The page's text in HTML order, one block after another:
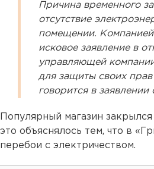
Причина временного
отсутствие
помещении.
исковое заявление в
управляющей
для защиты своих
говорится в заявлении
Популярный магазин
это объяснялось тем, что в
перебои с электричеством.